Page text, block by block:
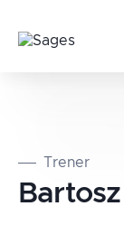
Trener
Bartosz